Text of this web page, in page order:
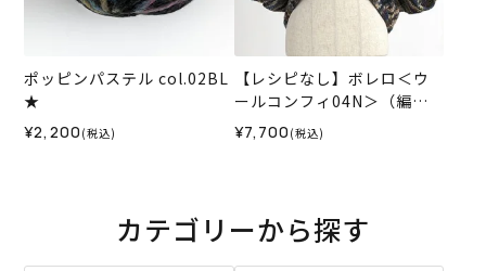
ポッピンパステル col.02BL
★
¥2,200 (税込)
【レシピなし】ボレロ＜ウ
ールコンフィ04N＞（編み
物 材料セット）
¥7,700 (税込)
カテゴリーから探す